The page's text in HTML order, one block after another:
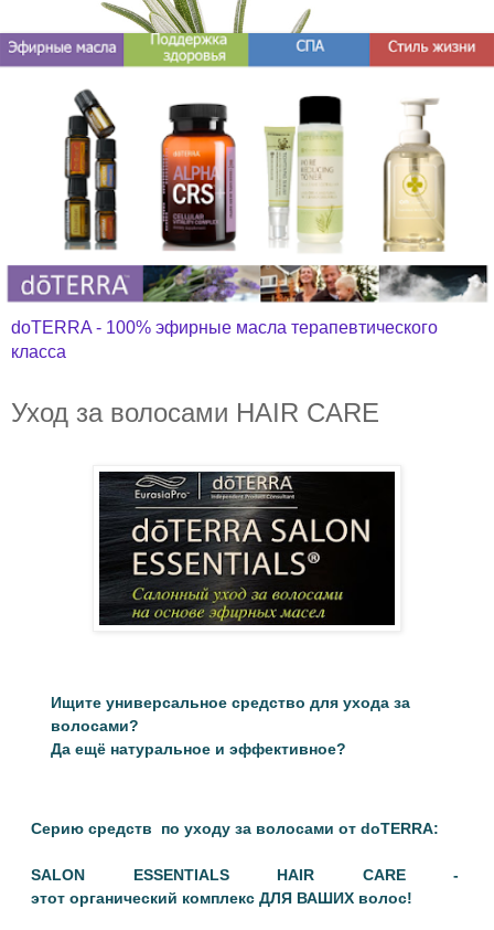
doTERRA - 100% эфирные масла терапевтического
класса
Уход за волосами HAIR CARE
Ищите универсальное средство для ухода за
волосами?
Да ещё натуральное и эффективное?
Серию средств по уходу за волосами от doTERRA:
SALON ESSENTIALS HAIR CARE -
этот органический комплекс ДЛЯ ВАШИХ волос!